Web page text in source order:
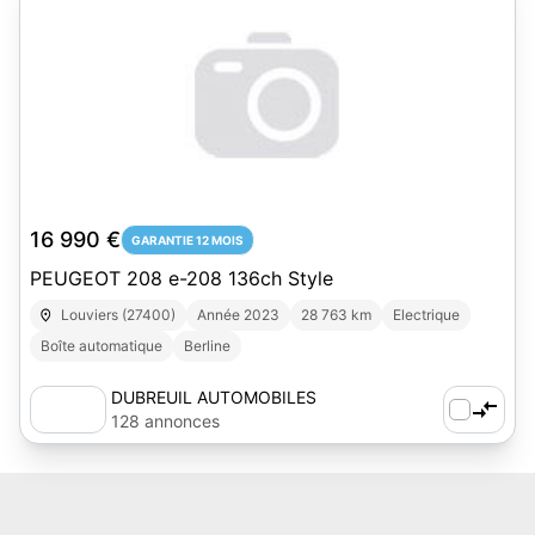
16 990 € GARANTIE 12 MOIS
PEUGEOT 208 e-208 136ch Style
Louviers (27400) Année 2023 28 763 km
Electrique
Boîte automatique
Berline
DUBREUIL AUTOMOBILES
128 annonces